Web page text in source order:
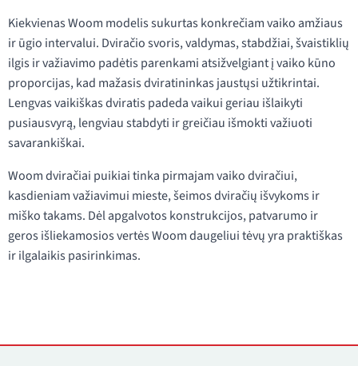
Kiekvienas Woom modelis sukurtas konkrečiam vaiko amžiaus
ir ūgio intervalui. Dviračio svoris, valdymas, stabdžiai, švaistiklių
ilgis ir važiavimo padėtis parenkami atsižvelgiant į vaiko kūno
proporcijas, kad mažasis dviratininkas jaustųsi užtikrintai.
Lengvas vaikiškas dviratis padeda vaikui geriau išlaikyti
pusiausvyrą, lengviau stabdyti ir greičiau išmokti važiuoti
savarankiškai.
Woom dviračiai puikiai tinka pirmajam vaiko dviračiui,
kasdieniam važiavimui mieste, šeimos dviračių išvykoms ir
miško takams. Dėl apgalvotos konstrukcijos, patvarumo ir
geros išliekamosios vertės Woom daugeliui tėvų yra praktiškas
ir ilgalaikis pasirinkimas.